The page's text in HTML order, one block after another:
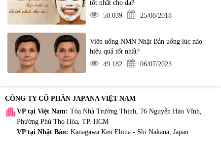
tốt nhất cho da?
50.039
25/08/2018
Viên uống NMN Nhật Bản uống lúc nào
hiệu quả tốt nhất?
49.182
06/07/2023
CÔNG TY CỔ PHẦN JAPANA VIỆT NAM
apartment VP tại Việt Nam: Tòa Nhà Trường Thịnh, 76 Nguyễn Háo Vĩnh,
Phường Phú Thọ Hòa, TP. HCM
VP tại Nhật Bản: Kanagawa Ken Ebina - Shi Nakana, Japan